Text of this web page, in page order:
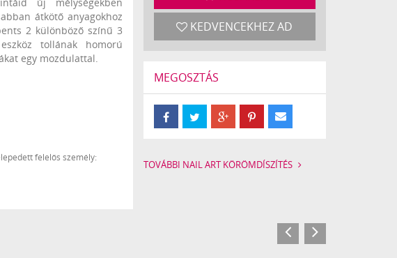
átkötő anyagokhoz
2 különböző színű 3
tollának homorú
egy mozdulattal.
felelős személy:
KEDVENCEKHEZ AD
MEGOSZTÁS
TOVÁBBI NAIL ART KÖRÖMDÍSZÍTÉS